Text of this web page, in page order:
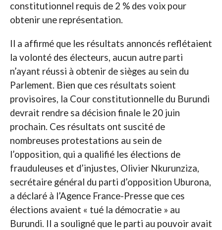
constitutionnel requis de 2 % des voix pour
obtenir une représentation.
Il a affirmé que les résultats annoncés reflétaient
la volonté des électeurs, aucun autre parti
n’ayant réussi à obtenir de sièges au sein du
Parlement. Bien que ces résultats soient
provisoires, la Cour constitutionnelle du Burundi
devrait rendre sa décision finale le 20 juin
prochain. Ces résultats ont suscité de
nombreuses protestations au sein de
l’opposition, qui a qualifié les élections de
frauduleuses et d’injustes, Olivier Nkurunziza,
secrétaire général du parti d’opposition Uburona,
a déclaré à l’Agence France-Presse que ces
élections avaient « tué la démocratie » au
Burundi. Il a souligné que le parti au pouvoir avait